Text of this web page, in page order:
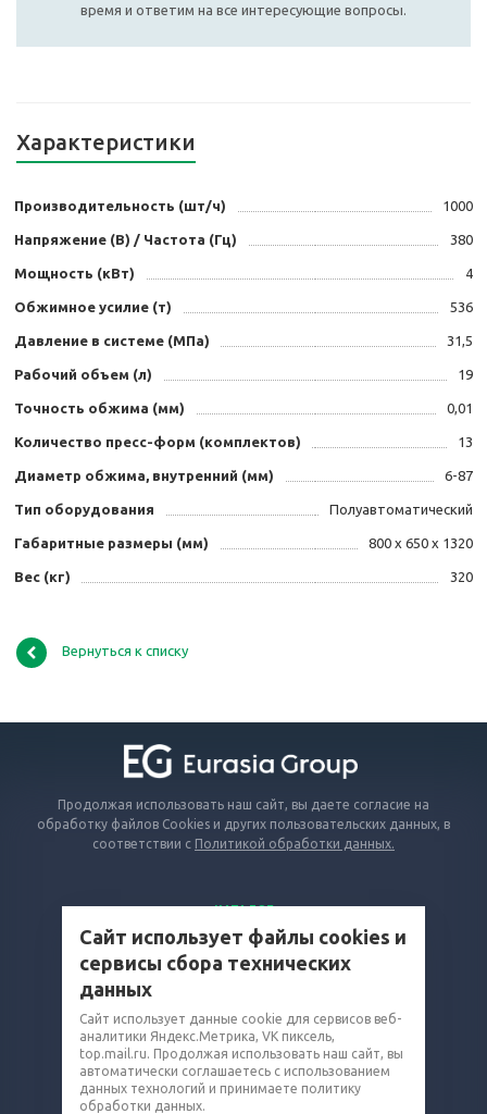
время и ответим на все интересующие вопросы.
Характеристики
Производительность (шт/ч) 1000
Напряжение (В) / Частота (Гц) 380
Мощность (кВт) 4
Обжимное усилие (т) 536
Давление в системе (МПа) 31,5
Рабочий объем (л) 19
Точность обжима (мм) 0,01
Количество пресс-форм (комплектов) 13
Диаметр обжима, внутренний (мм) 6-87
Тип оборудования Полуавтоматический
Габаритные размеры (мм) 800 х 650 х 1320
Вес (кг) 320
Вернуться к списку
Продолжая использовать наш сайт, вы даете согласие на
обработку файлов Cookies и других пользовательских данных, в
соответствии с Политикой обработки данных.
КАТАЛОГ
ВОПРОСЫ И ОТВЕТЫ
КОМПАНИЯ
8 (800) 302-16-74
rvd@eq-mail.ru
Сайт использует файлы cookies и
сервисы сбора технических
данных
Сайт использует данные cookie для сервисов веб-
аналитики Яндекс.Метрика, VK пиксель,
top.mail.ru. Продолжая использовать наш сайт, вы
автоматически соглашаетесь с использованием
данных технологий и принимаете политику
обработки данных.